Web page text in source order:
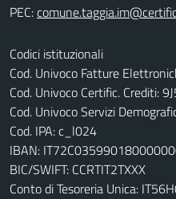
PEC:
Codici istituzionali
Cod. Univoco Fatture
Cod. Univoco Certific. Crediti:
Cod. Univoco Servizi
Cod. IPA: c_l024
IBAN:
BIC/SWIFT: CCRTIT2TXXX
Conto di Tesoreria Unica: